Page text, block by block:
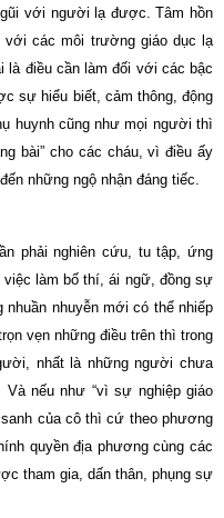
gũi với người lạ được. Tâm hồn
với các môi trường giáo dục lạ
là điều cần làm đối với các bậc
sự hiểu biết, cảm thông, động
huynh cũng như mọi người thì
bài” cho các cháu, vì điều ấy
những ngộ nhận đáng tiếc.
phải nghiên cứu, tu tập, ứng
việc làm bố thí, ái ngữ, đồng sự
nhuyễn mới có thể nhiếp
vẹn những điều trên thì trong
nhất là những người chưa
Và nếu như “vì sự nghiệp giáo
sanh của cô thì cứ theophương
quyền địa phương cùng các
tham gia, dấn thân, phụng sự